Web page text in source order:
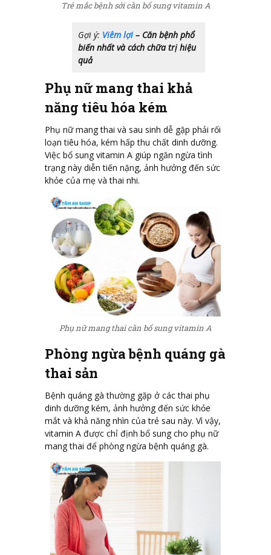
Trẻ mắc bệnh sởi cần bổ sung vitamin A
Gợi ý: Viêm lợi– Căn bệnh phổ
biến nhất và cách chữa trị hiệu
quả
Phụ nữ mang thai khả
năng tiêu hóa kém
Phụ nữ mang thai và sau sinh dễ gặp phải rối
loạn tiêu hóa, kém hấp thu chất dinh dưỡng.
Việc bổ sung vitamin A giúp ngăn ngừa tình
trạng này diễn tiến nặng, ảnh hưởng đến sức
khỏe của mẹ và thai nhi.
Phụ nữ mang thai cần bổ sung vitamin A
Phòng ngừa bệnh quáng gà
thai sản
Bệnh quáng gà thường gặp ở các thai phụ
dinh dưỡng kém, ảnh hưởng đến sức khỏe
mắt và khả năng nhìn của trẻ sau này. Vì vậy,
vitamin A được chỉ định bổ sung cho phụ nữ
mang thai để phòng ngừa bệnh quáng gà.